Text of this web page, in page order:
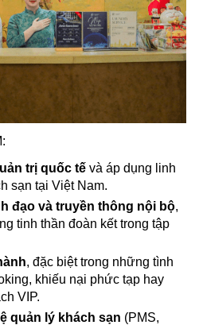
trị quốc tế và áp dụng linh
sạn tại Việt Nam.
đạo và truyền thông nội bộ,
tinh thần đoàn kết trong tập
, đặc biệt trong những tình
khiếu nại phức tạp hay
VIP.
quản lý khách sạn (PMS,